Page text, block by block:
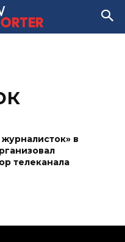
в
телеканала